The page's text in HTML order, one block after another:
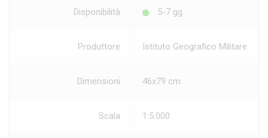
Disponibilità 5-7 gg
Produttore Istituto Geografico Militare
Dimensioni 46x79 cm
Scala 1:5.000